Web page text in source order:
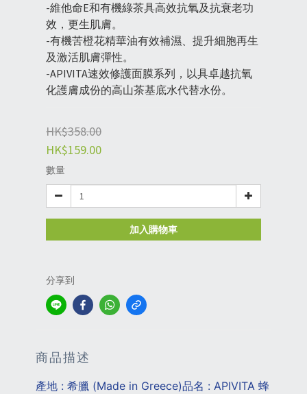
-維他命E和有機綠茶具高效抗氧及抗衰老功
效，更生肌膚。
-有機苦橙花精華油有效補濕、提升細胞再生
及激活肌膚彈性。
-APIVITA速效修護面膜系列，以具卓越抗氧
化護膚成份的高山茶基底水代替水份。
HK$358.00
HK$159.00
數量
加入購物車
分享到
商品描述
產地 : 希臘 (Made in Greece)品名 : APIVITA 蜂